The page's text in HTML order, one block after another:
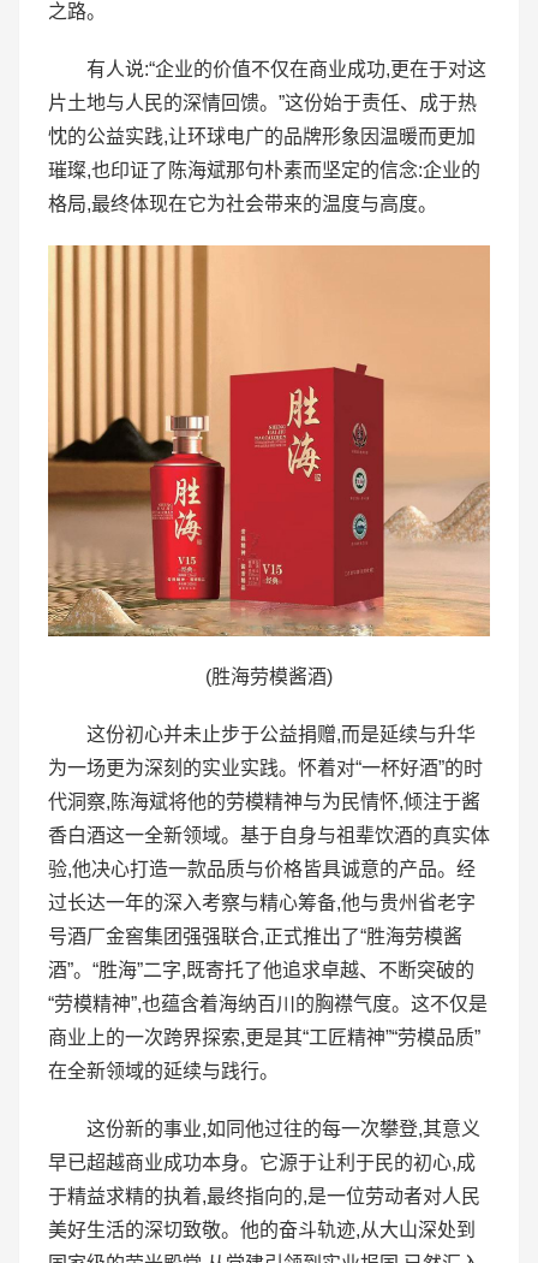
之路。
有人说:“企业的价值不仅在商业成功,更在于对这
片土地与人民的深情回馈。”这份始于责任、成于热
忱的公益实践,让环球电广的品牌形象因温暖而更加
璀璨,也印证了陈海斌那句朴素而坚定的信念:企业的
格局,最终体现在它为社会带来的温度与高度。
(胜海劳模酱酒)
这份初心并未止步于公益捐赠,而是延续与升华
为一场更为深刻的实业实践。怀着对“一杯好酒”的时
代洞察,陈海斌将他的劳模精神与为民情怀,倾注于酱
香白酒这一全新领域。基于自身与祖辈饮酒的真实体
验,他决心打造一款品质与价格皆具诚意的产品。经
过长达一年的深入考察与精心筹备,他与贵州省老字
号酒厂金窖集团强强联合,正式推出了“胜海劳模酱
酒”。“胜海”二字,既寄托了他追求卓越、不断突破的
“劳模精神”,也蕴含着海纳百川的胸襟气度。这不仅是
商业上的一次跨界探索,更是其“工匠精神”“劳模品质”
在全新领域的延续与践行。
这份新的事业,如同他过往的每一次攀登,其意义
早已超越商业成功本身。它源于让利于民的初心,成
于精益求精的执着,最终指向的,是一位劳动者对人民
美好生活的深切致敬。他的奋斗轨迹,从大山深处到